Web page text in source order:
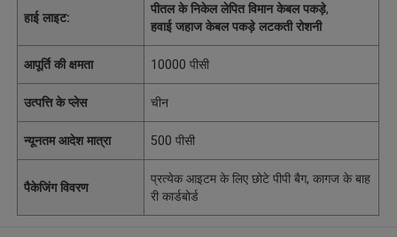
हाई लाइट:
पीतल के निकेल लेपित विमान केबल पकड़े,
हवाई जहाज केबल पकड़े लटकती रोशनी
आपूर्ति की क्षमता 10000 पीसी
उत्पत्ति के प्लेस चीन
न्यूनतम आदेश मात्रा 500 पीसी
पैकेजिंग विवरण
प्रत्येक आइटम के लिए छोटे पीपी बैग, कागज के बाह
री कार्डबोर्ड